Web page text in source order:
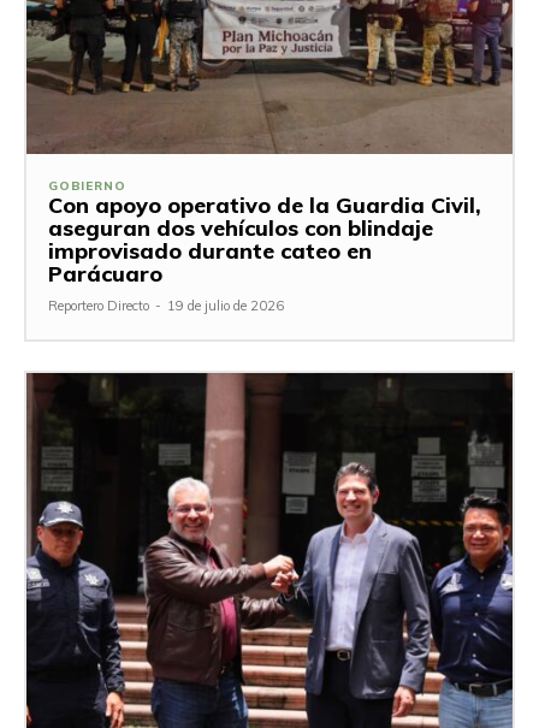
GOBIERNO
Con apoyo operativo de la Guardia Civil,
aseguran dos vehículos con blindaje
improvisado durante cateo en
Parácuaro
Reportero Directo - 19 de julio de 2026